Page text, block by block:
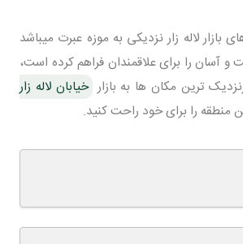
بازار لاله زار نزدیکی به موزه عبرت میباشد
و آسان را برای علاقمندان فراهم کرده است،
ترین مکان ها به بازار خیابان لاله زار
منطقه را برای خود راحت کنید.